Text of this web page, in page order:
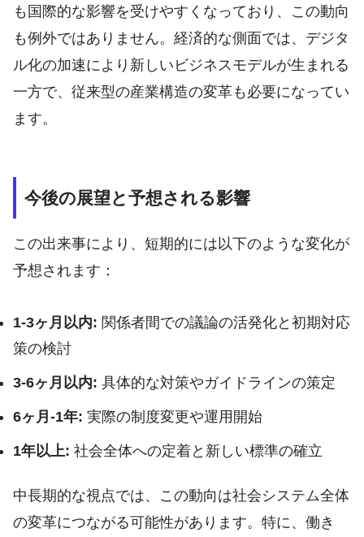
も国際的な影響を受けやすくなっており、この動向
も例外ではありません。経済的な側面では、デジタ
ル化の加速により新しいビジネスモデルが生まれる
一方で、従来型の産業構造の変革も必要になってい
ます。
今後の展望と予想される影響
この出来事により、短期的には以下のような変化が
予想されます：
1-3ヶ月以内: 関係者間での議論の活発化と初期対応
策の検討
3-6ヶ月以内: 具体的な対策やガイドラインの策定
6ヶ月-1年: 実際の制度変更や運用開始
1年以上: 社会全体への定着と新しい標準の確立
中長期的な視点では、この動向は社会システム全体
の変革につながる可能性があります。特に、働き